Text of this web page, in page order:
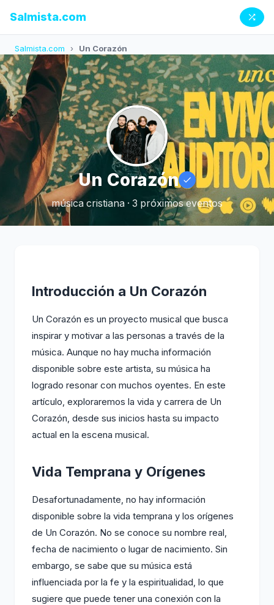
Salmista.com
Salmista.com › Un Corazón
Un Corazón
música cristiana · 3 próximos eventos
Introducción a Un Corazón
Un Corazón es un proyecto musical que busca
inspirar y motivar a las personas a través de la
música. Aunque no hay mucha información
disponible sobre este artista, su música ha
logrado resonar con muchos oyentes. En este
artículo, exploraremos la vida y carrera de Un
Corazón, desde sus inicios hasta su impacto
actual en la escena musical.
Vida Temprana y Orígenes
Desafortunadamente, no hay información
disponible sobre la vida temprana y los orígenes
de Un Corazón. No se conoce su nombre real,
fecha de nacimiento o lugar de nacimiento. Sin
embargo, se sabe que su música está
influenciada por la fe y la espiritualidad, lo que
sugiere que puede tener una conexión con la